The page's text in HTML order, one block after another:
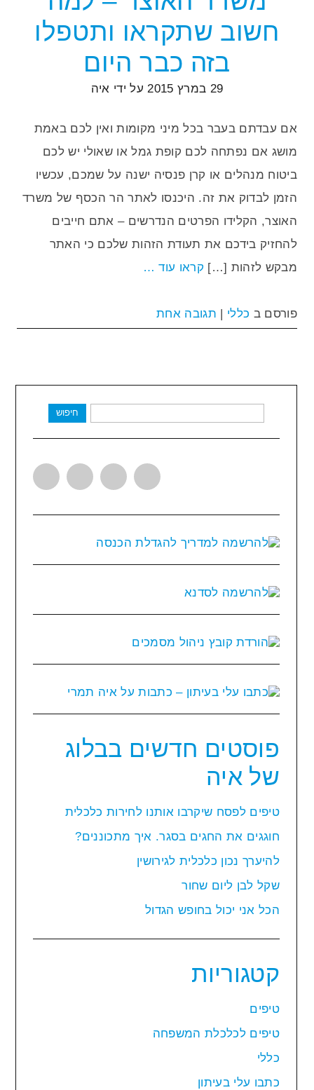
חשוב שתקראו ותטפלו
בזה כבר היום
29 במרץ 2015 על ידי איה
אם עבדתם בעבר בכל מיני מקומות ואין לכם באמת
מושג אם נפתחה לכם קופת גמל או שאולי יש לכם
ביטוח מנהלים או קרן פנסיה ישנה על שמכם, עכשיו
הזמן לבדוק את זה. היכנסו לאתר הר הכסף של משרד
האוצר, הקלידו הפרטים הנדרשים – אתם חייבים
להחזיק בידכם את תעודת הזהות שלכם כי האתר
מבקש לזהות […] קראו עוד …
פורסם ב כללי | תגובה אחת
חיפוש
פוסטים חדשים בבלוג
של איה
טיפים לפסח שיקרבו אותנו לחירות כלכלית
חוגגים את החגים בסגר. איך מתכוננים?
להיערך נכון כלכלית לגירושין
שקל לבן ליום שחור
הכל אני יכול בחופש הגדול
קטגוריות
טיפים
טיפים לכלכלת המשפחה
כללי
כתבו עלי בעיתון